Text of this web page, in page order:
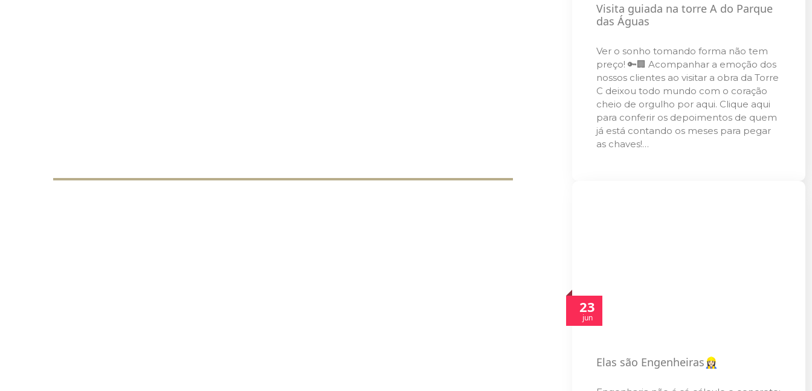
Visita guiada na torre A do Parque
das Águas
Ver o sonho tomando forma não tem
preço! 🔑🏢 Acompanhar a emoção dos
nossos clientes ao visitar a obra da Torre
C deixou todo mundo com o coração
cheio de orgulho por aqui. Clique aqui
para conferir os depoimentos de quem
já está contando os meses para pegar
as chaves!…
23
jun
Elas são Engenheiras👷🏻‍♀️